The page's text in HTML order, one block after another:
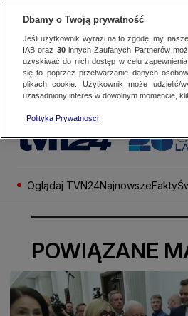
Oglądaj TVN24NajnowszeFakty
POWIĄZANE
Dbamy o Twoją prywatność
Jeśli użytkownik wyrazi na to zgodę, my, nasze
IAB oraz 30innych Zaufanych Partnerów
uzyskiwać do nich dostęp w celu
się to poprzez przetwarzanie danych
plikach cookie. Użytkownik może
uzasadniony interes w dowolnym momencie,
Polityka Prywatności